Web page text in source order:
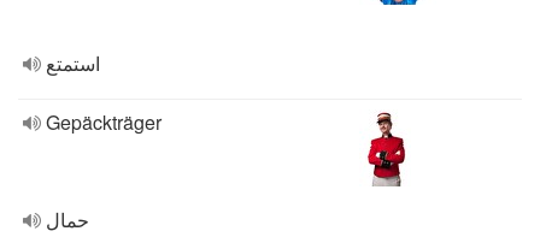
استمتع
Gepäckträger
حمال